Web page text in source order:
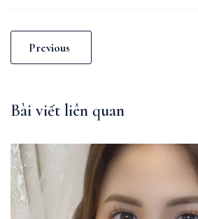
Previous
Bài viết liên quan